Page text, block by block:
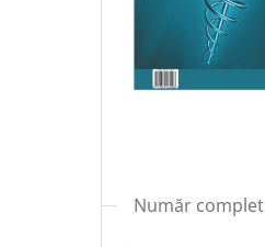
Număr complet